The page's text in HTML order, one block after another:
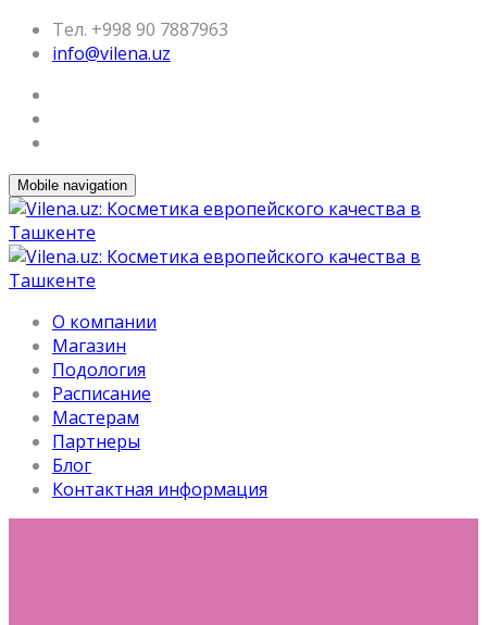
Тел. +998 90 7887963
info@vilena.uz
Mobile navigation
О компании
Магазин
Подология
Расписание
Мастерам
Партнеры
Блог
Контактная информация